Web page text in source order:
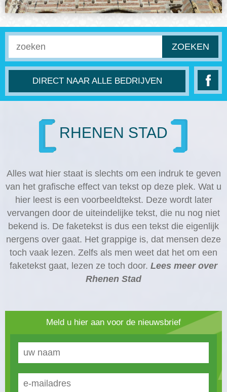
ZOEKEN
DIRECT NAAR ALLE BEDRIJVEN
RHENEN STAD
Alles wat hier staat is slechts om een indruk te geven
van het grafische effect van tekst op deze plek. Wat u
hier leest is een voorbeeldtekst. Deze wordt later
vervangen door de uiteindelijke tekst, die nu nog niet
bekend is. De faketekst is dus een tekst die eigenlijk
nergens over gaat. Het grappige is, dat mensen deze
toch vaak lezen. Zelfs als men weet dat het om een
faketekst gaat, lezen ze toch door. Lees meer over
Rhenen Stad
Meld u hier aan voor de nieuwsbrief